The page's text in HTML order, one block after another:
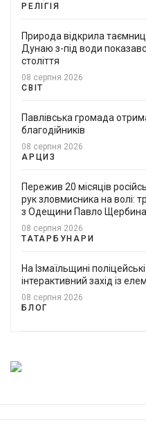
РЕЛІГІЯ
Природа відкрила
Дунаю з-під води
століття
08 серпня 2026
СВІТ
Павлівська громада
благодійників
08 серпня 2026
АРЦИЗ
Пережив 20 місяців
рук зловмисника на волі:
з Одещини Павло Щербина
08 серпня 2026
ТАТАРБУНАРИ
На Ізмаїльщині
інтерактивний захід із
08 серпня 2026
БЛОГ